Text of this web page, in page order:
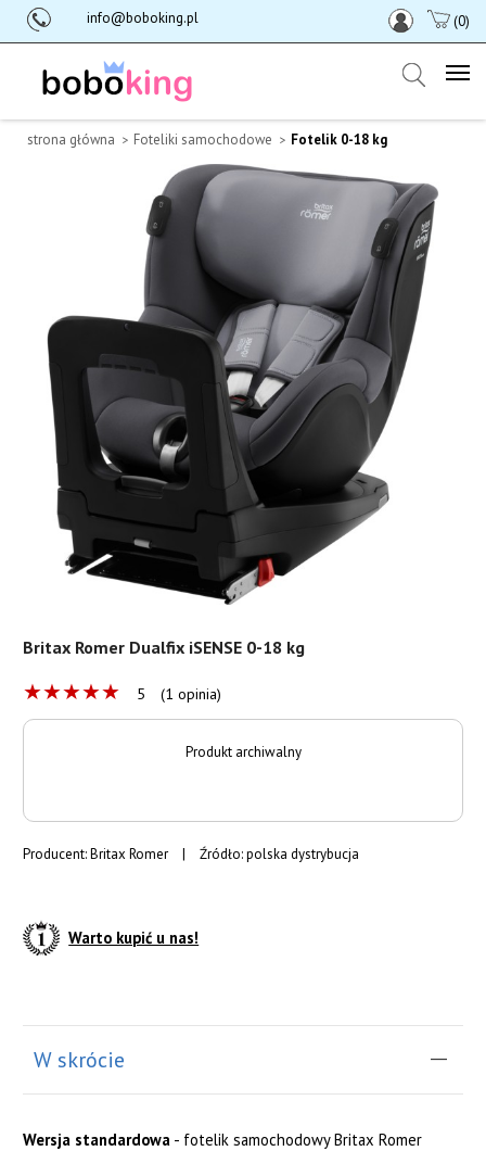
info@boboking.pl (0)
strona główna Foteliki samochodowe Fotelik 0-18 kg
Britax Romer Dualfix iSENSE 0-18 kg
★★★★★ 5 (1 opinia)
Producent:Britax Romer | Źródło: polska dystrybucja
Warto kupić u nas!
Produkt archiwalny
W skrócie
Wersja standardowa - fotelik samochodowy Britax Romer